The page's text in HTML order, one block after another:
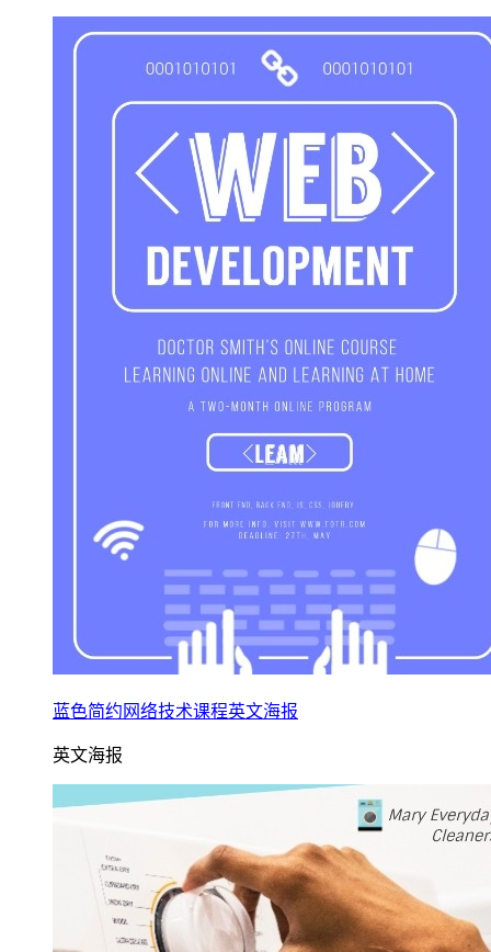
蓝色简约网络技术课程英文海报
英文海报